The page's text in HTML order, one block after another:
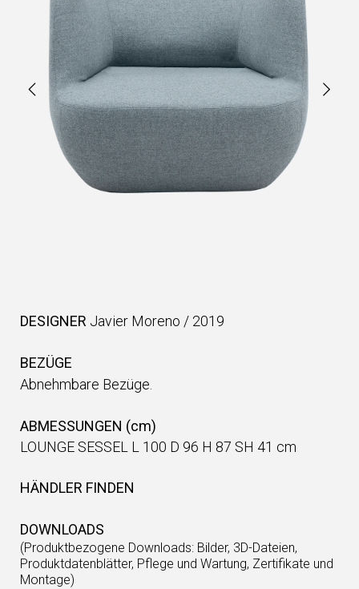
DESIGNER Javier Moreno / 2019
BEZÜGE
Abnehmbare Bezüge.
ABMESSUNGEN (cm)
LOUNGE SESSEL L 100 D 96 H 87 SH 41 cm
HÄNDLER FINDEN
DOWNLOADS
(Produktbezogene Downloads: Bilder, 3D-Dateien,
Produktdatenblätter, Pflege und Wartung, Zertifikate und
Montage)